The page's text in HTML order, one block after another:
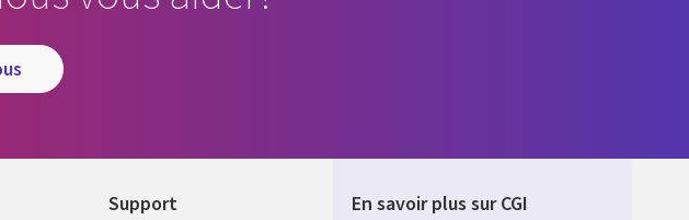
Support En savoir plus sur CGI